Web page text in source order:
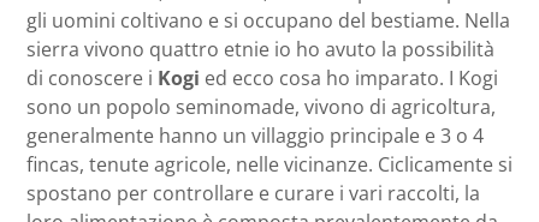
gli uomini coltivano e si occupano del bestiame. Nella
sierra vivono quattro etnie io ho avuto la possibilità
di conoscere i Kogi ed ecco cosa ho imparato. I Kogi
sono un popolo seminomade, vivono di agricoltura,
generalmente hanno un villaggio principale e 3 o 4
fincas, tenute agricole, nelle vicinanze. Ciclicamente si
spostano per controllare e curare i vari raccolti, la